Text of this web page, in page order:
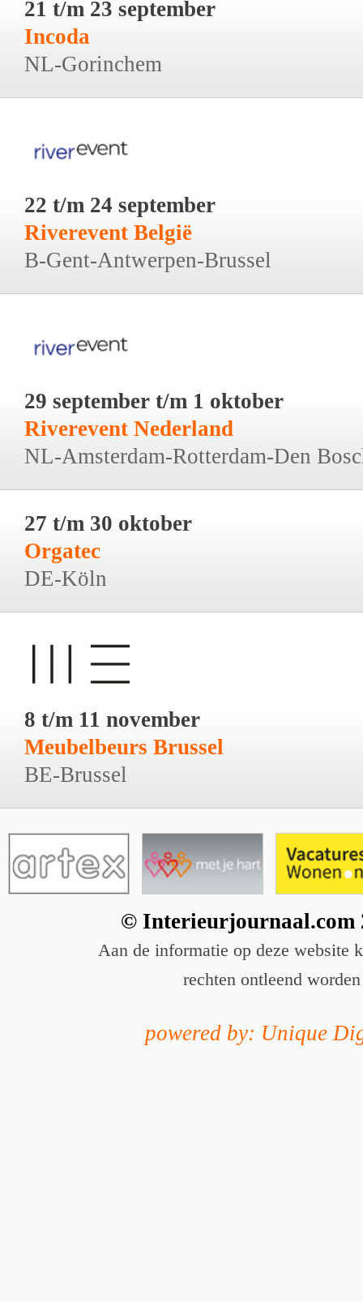
21 t/m 23 september
Incoda
NL-Gorinchem
22 t/m 24 september
Riverevent België
B-Gent-Antwerpen-Brussel
29 september t/m 1 oktober
Riverevent Nederland
NL-Amsterdam-Rotterdam-Den
27 t/m 30 oktober
Orgatec
DE-Köln
8 t/m 11 november
Meubelbeurs Brussel
BE-Brussel
© Interieurjournaal.com
Aan de informatie op deze website
rechten ontleend worden
powered by: Unique